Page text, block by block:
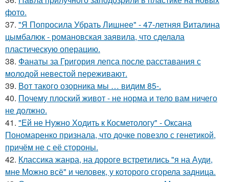
фото.
37. "Я Попросила Убрать Лишнее" - 47-летняя Виталина
цымбалюк - романовская заявила, что сделала
пластическую операцию.
38. Фанаты за Григория лепса после расставания с
молодой невестой переживают.
39. Вот такого озорника мы … видим 85-.
40. Почему плоский живот - не норма и тело вам ничего
не должно.
41. "Ей не Нужно Ходить к Косметологу" - Оксана
Пономаренко признала, что дочке повезло с генетикой,
причём не с её стороны.
42. Классика жанра, на дороге встретились "я на Ауди,
мне Можно всё" и человек, у которого сгорела задница.